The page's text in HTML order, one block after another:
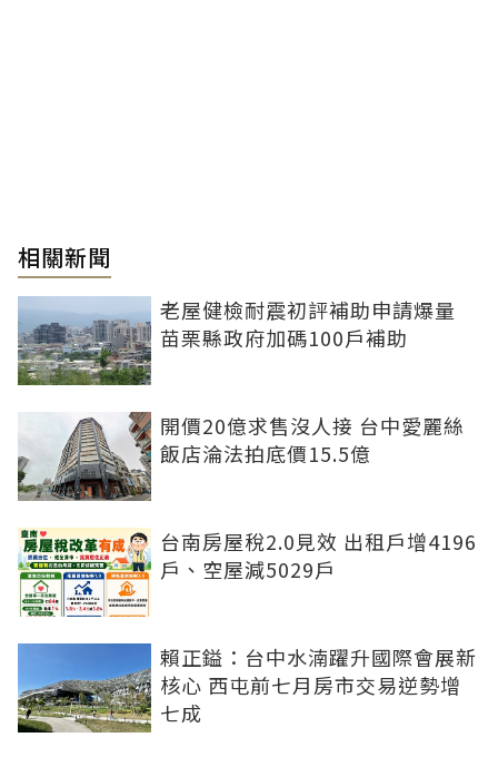
相關新聞
老屋健檢耐震初評補助申請爆量
苗栗縣政府加碼100戶補助
開價20億求售沒人接 台中愛麗絲
飯店淪法拍底價15.5億
台南房屋稅2.0見效 出租戶增4196
戶、空屋減5029戶
賴正鎰：台中水湳躍升國際會展新
核心 西屯前七月房市交易逆勢增
七成